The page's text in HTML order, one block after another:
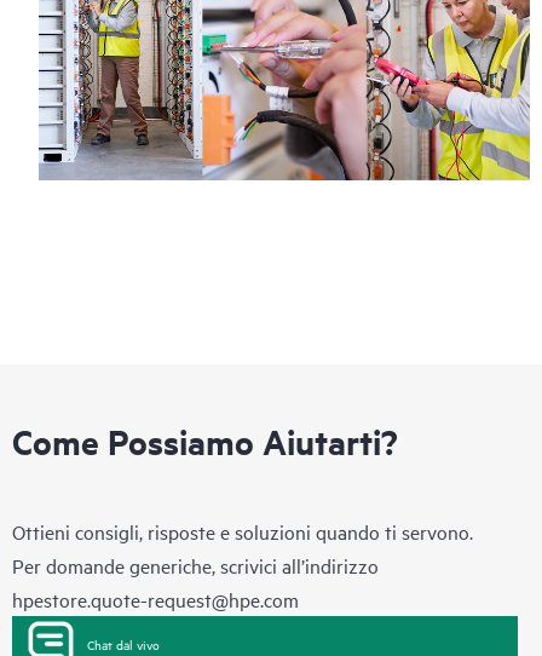
Come Possiamo Aiutarti?
Ottieni consigli, risposte e soluzioni quando ti servono.
Per domande generiche, scrivici all’indirizzo
hpestore.quote-request@hpe.com
Chat dal vivo